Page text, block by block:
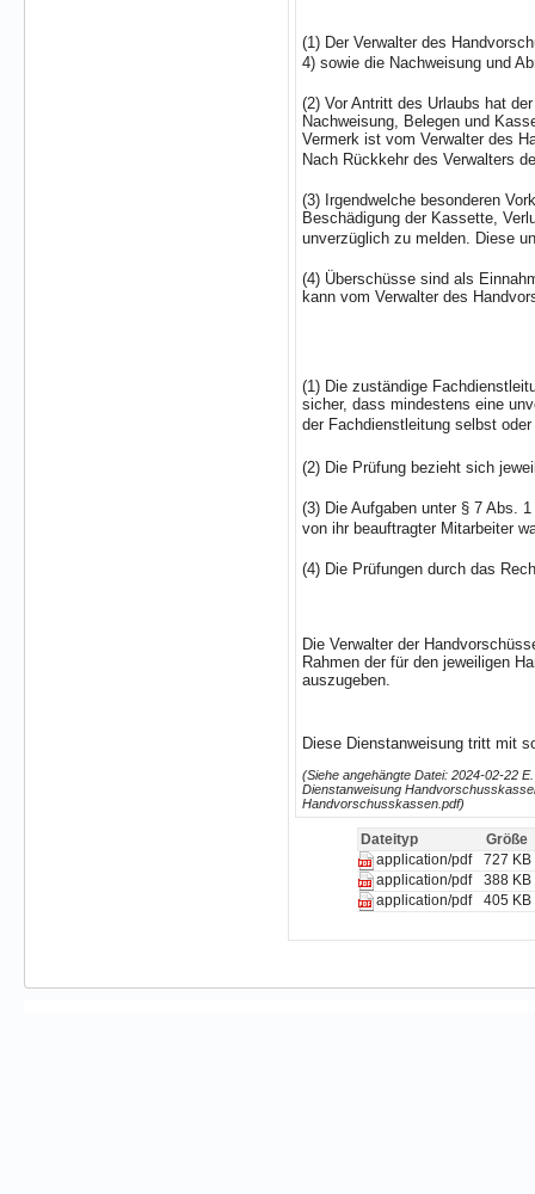
(1) Der Verwalter des
4) sowie die Nachweisung und
(2) Vor Antritt des Urlaubs hat
Nachweisung, Belegen und
Vermerk ist vom Verwalter des
Nach Rückkehr des Verwalters
(3) Irgendwelche besonderen
Beschädigung der Kassette,
unverzüglich zu melden. Diese
(4) Überschüsse sind als
kann vom Verwalter des
(1) Die zuständige
sicher, dass mindestens eine
der Fachdienstleitung selbst
(2) Die Prüfung bezieht sich
(3) Die Aufgaben unter § 7 Abs.
von ihr beauftragter Mitarbeiter
(4) Die Prüfungen durch das
Die Verwalter der
Rahmen der für den jeweiligen
auszugeben.
Diese Dienstanweisung tritt mit
(Siehe angehängte Datei: 2024-02-22
Dienstanweisung
Handvorschusskassen.pdf)
Dateityp
Größe
application/pdf
727 KB
application/pdf
388 KB
application/pdf
405 KB